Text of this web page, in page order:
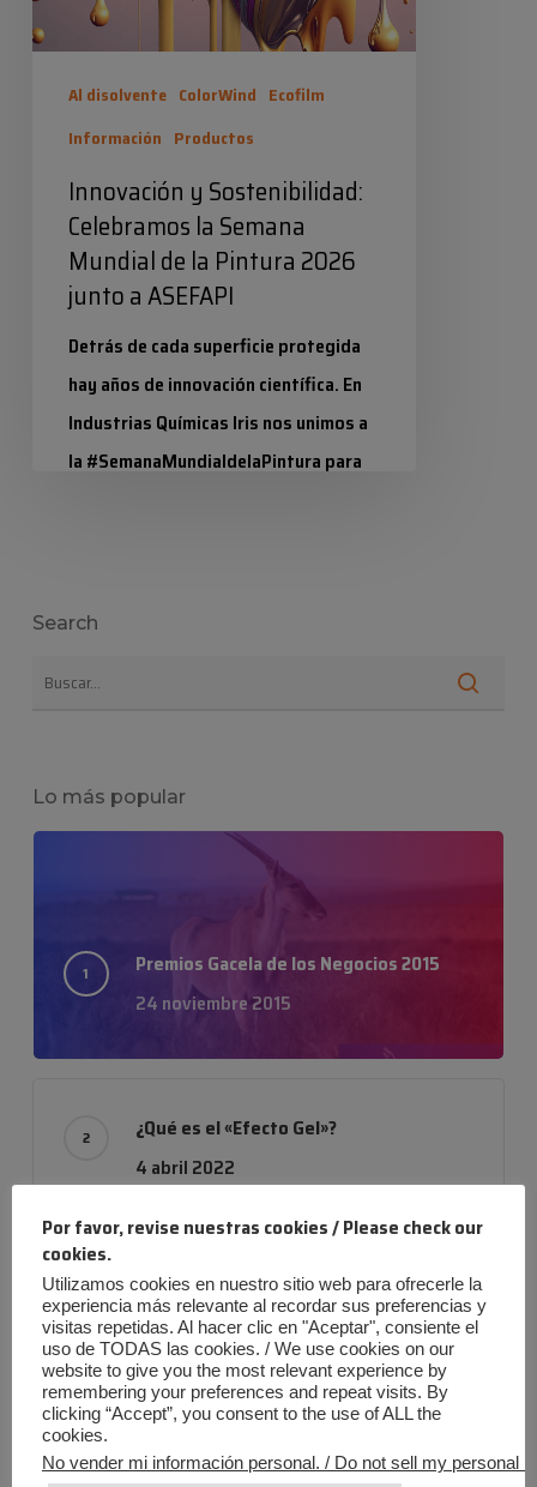
de
2026
junto
ASEFAPI
Al disolvente ColorWind Ecofilm
Información Productos
Innovación y Sostenibilidad:
Celebramos la Semana
Mundial de la Pintura 2026
junto a ASEFAPI
Detrás de cada superficie protegida
hay años de innovación científica. En
Industrias Químicas Iris nos unimos a
la #SemanaMundialdelaPintura para
Search
Lo más popular
Premios Gacela de los Negocios 2015
24 noviembre 2015
¿Qué es el «Efecto Gel»?
4 abril 2022
Empresa con evolución
24 noviembre 2019
Entradas más recientes
Por favor, revise nuestras cookies / Please check our
cookies.
Utilizamos cookies en nuestro sitio web para ofrecerle la
experiencia más relevante al recordar sus preferencias y
visitas repetidas. Al hacer clic en "Aceptar", consiente el
uso de TODAS las cookies. / We use cookies on our
website to give you the most relevant experience by
remembering your preferences and repeat visits. By
clicking “Accept”, you consent to the use of ALL the
cookies.
No vender mi información personal. / Do not sell my personal